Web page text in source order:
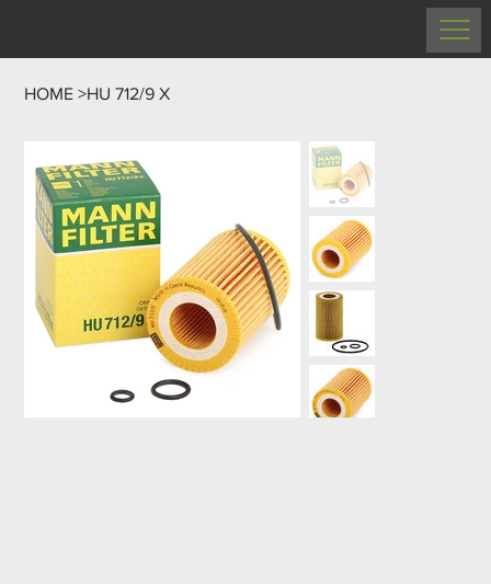
HOME >HU 712/9 X